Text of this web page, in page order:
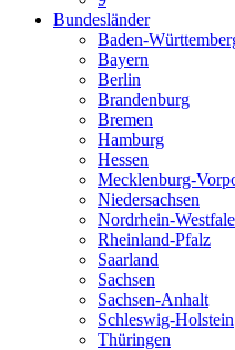
Bundesländer
Baden-
Bayern
Berlin
Brandenburg
Bremen
Hamburg
Hessen
Mecklenburg-
Niedersachsen
Nordrhein-
Rheinland-Pfalz
Saarland
Sachsen
Sachsen-Anhalt
Schleswig-Holstein
Thüringen